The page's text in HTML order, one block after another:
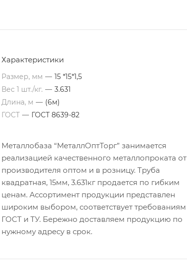
Характеристики
Размер, мм — 15 *15*1,5
Вес 1 шт./кг. — 3.631
Длина, м — (6м)
ГОСТ — ГОСТ 8639-82
Металлобаза “МеталлОптТорг” занимается
реализацией качественного металлопроката от
производителя оптом и в розницу. Труба
квадратная, 15мм, 3.631кг продается по гибким
ценам. Ассортимент продукции представлен
широким выбором, соответствует требованиям
ГОСТ и ТУ. Бережно доставляем продукцию по
нужному адресу в срок.